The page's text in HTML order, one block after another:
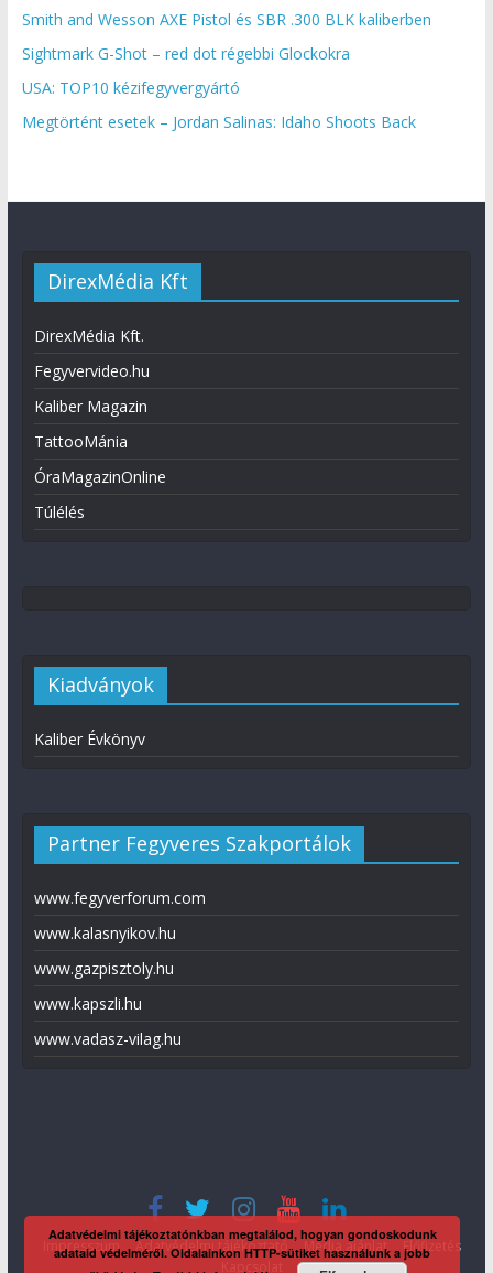
Smith and Wesson AXE Pistol és SBR .300 BLK kaliberben
Sightmark G-Shot – red dot régebbi Glockokra
USA: TOP10 kézifegyvergyártó
Megtörtént esetek – Jordan Salinas: Idaho Shoots Back
DirexMédia Kft
DirexMédia Kft.
Fegyvervideo.hu
Kaliber Magazin
TattooMánia
ÓraMagazinOnline
Túlélés
Kiadványok
Kaliber Évkönyv
Partner Fegyveres Szakportálok
www.fegyverforum.com
www.kalasnyikov.hu
www.gazpisztoly.hu
www.kapszli.hu
www.vadasz-vilag.hu
Impresszum Adatvédelmi tájékoztató Média ajánlat
Előfizetés
Adatvédelmi tájékoztatónkban megtalálod, hogyan gondoskodunk
adataid védelméről. Oldalainkon HTTP-sütiket használunk a jobb